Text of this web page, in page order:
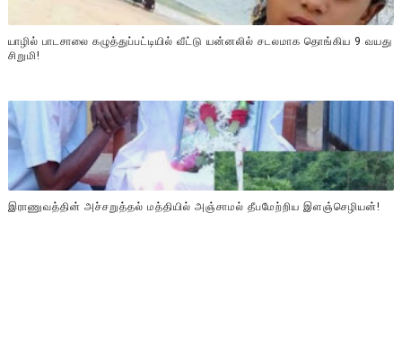
யாழில் பாடசாலை கழுத்துப்பட்டியில் வீட்டு யன்னலில் சடலமாக தொங்கிய 9 வயது
சிறுமி!
இராணுவத்தின் அச்சறுத்தல் மத்தியில் அஞ்சாமல் தீபமேற்றிய இளஞ்செழியன்!